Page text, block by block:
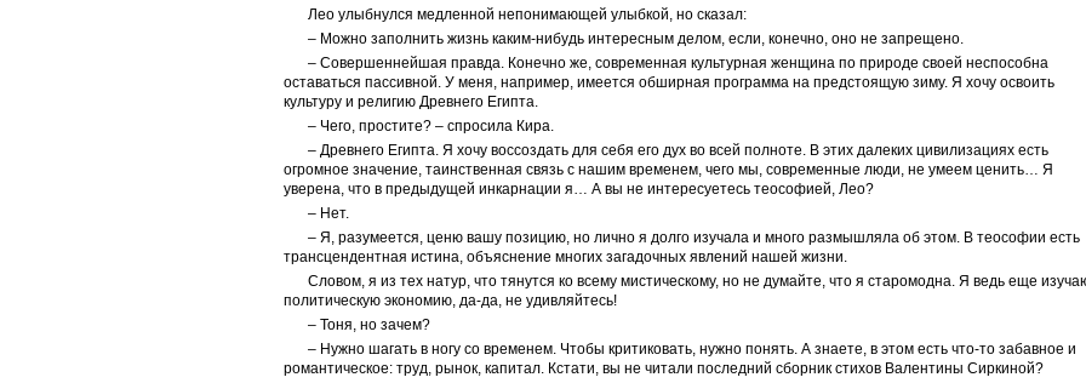
Лео улыбнулся медленной непонимающей улыбкой, но сказал:
– Можно заполнить жизнь каким-нибудь интересным делом, если, конечно, оно не запрещено.
– Совершеннейшая правда. Конечно же, современная культурная женщина по природе своей неспособна
оставаться пассивной. У меня, например, имеется обширная программа на предстоящую зиму. Я хочу освоить
культуру и религию Древнего Египта.
– Чего, простите? – спросила Кира.
– Древнего Египта. Я хочу воссоздать для себя его дух во всей полноте. В этих далеких цивилизациях есть
огромное значение, таинственная связь с нашим временем, чего мы, современные люди, не умеем ценить… Я
уверена, что в предыдущей инкарнации я… А вы не интересуетесь теософией, Лео?
– Нет.
– Я, разумеется, ценю вашу позицию, но лично я долго изучала и много размышляла об этом. В теософии есть
трансцендентная истина, объяснение многих загадочных явлений нашей жизни.
Словом, я из тех натур, что тянутся ко всему мистическому, но не думайте, что я старомодна. Я ведь еще
политическую экономию, да-да, не удивляйтесь!
– Тоня, но зачем?
– Нужно шагать в ногу со временем. Чтобы критиковать, нужно понять. А знаете, в этом есть что-то забавное и
романтическое: труд, рынок, капитал. Кстати, вы не читали последний сборник стихов Валентины Сиркиной?